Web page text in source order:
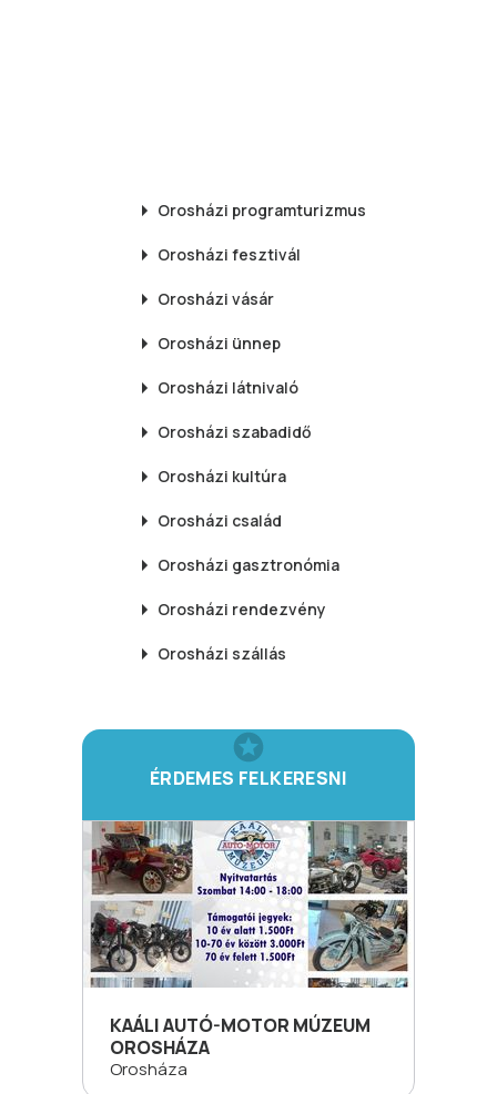
Orosházi programturizmus
Orosházi fesztivál
Orosházi vásár
Orosházi ünnep
Orosházi látnivaló
Orosházi szabadidő
Orosházi kultúra
Orosházi család
Orosházi gasztronómia
Orosházi rendezvény
Orosházi szállás
ÉRDEMES FELKERESNI
KAÁLI AUTÓ-MOTOR MÚZEUM
OROSHÁZA
Orosháza